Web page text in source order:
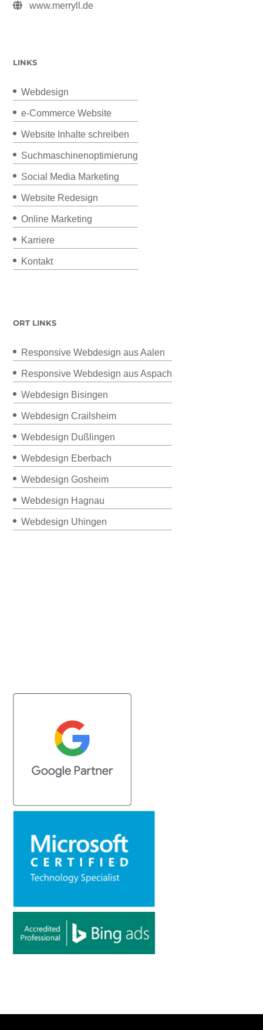
www.merryll.de
LINKS
Webdesign
e-Commerce Website
Website Inhalte schreiben
Suchmaschinenoptimierung
Social Media Marketing
Website Redesign
Online Marketing
Karriere
Kontakt
ORT LINKS
Responsive Webdesign aus Aalen
Responsive Webdesign aus Aspach
Webdesign Bisingen
Webdesign Crailsheim
Webdesign Dußlingen
Webdesign Eberbach
Webdesign Gosheim
Webdesign Hagnau
Webdesign Uhingen